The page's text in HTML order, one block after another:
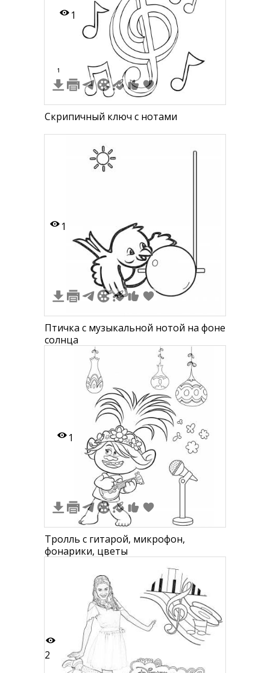
1
1
Скрипичный ключ с нотами
1
Птичка с музыкальной нотой на фоне
солнца
1
Тролль с гитарой, микрофон,
фонарики, цветы
2